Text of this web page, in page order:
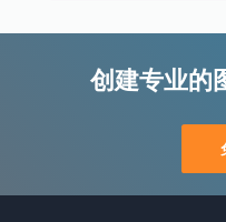
创建专业的